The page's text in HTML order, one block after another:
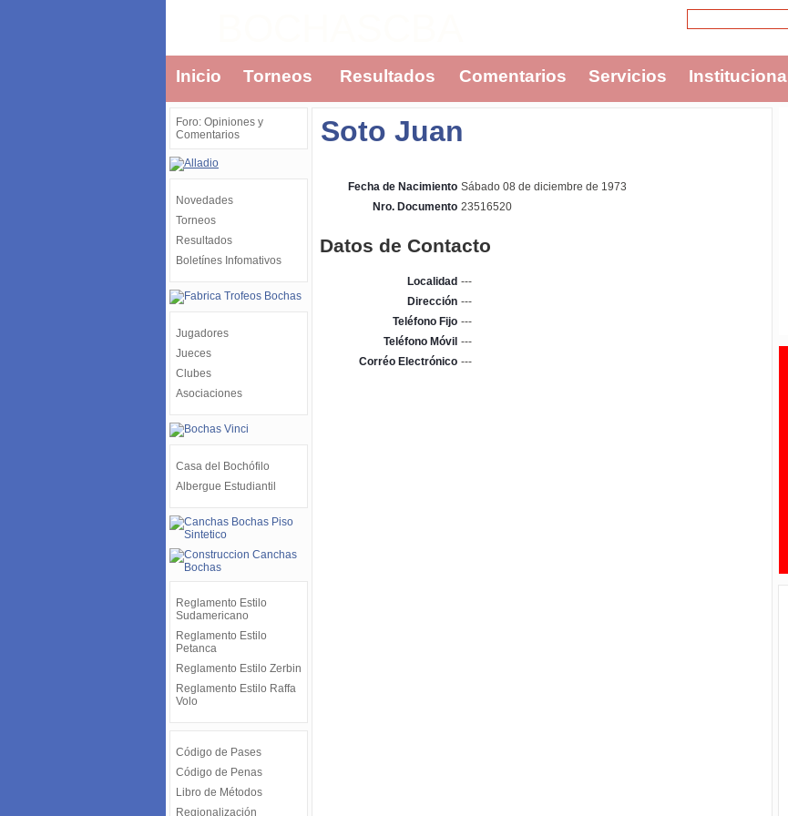
Inicio Torneos Resultados Comentarios Servicios Institucional
Foro: Opiniones y
Comentarios
Novedades
Torneos
Resultados
Boletínes Infomativos
Jugadores
Jueces
Clubes
Asociaciones
Casa del Bochófilo
Albergue Estudiantil
Reglamento Estilo
Sudamericano
Reglamento Estilo
Petanca
Reglamento Estilo Zerbin
Reglamento Estilo Raffa
Volo
Código de Pases
Código de Penas
Libro de Métodos
Regionalización
Soto Juan
Fecha de Nacimiento Sábado 08 de diciembre de 1973
Nro. Documento 23516520
Datos de Contacto
Localidad ---
Dirección ---
Teléfono Fijo ---
Teléfono Móvil ---
Corréo Electrónico ---